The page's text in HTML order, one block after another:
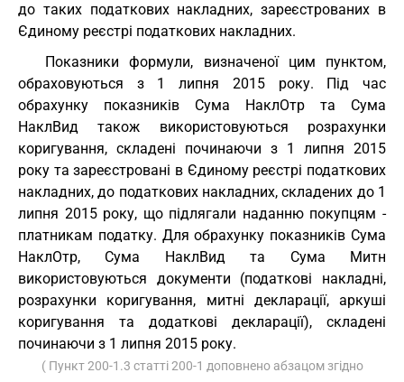
до таких податкових накладних, зареєстрованих в
Єдиному реєстрі податкових накладних.
Показники формули, визначеної цим пунктом,
обраховуються з 1 липня 2015 року. Під час
обрахунку показників Сума НаклОтр та Сума
НаклВид також використовуються розрахунки
коригування, складені починаючи з 1 липня 2015
року та зареєстровані в Єдиному реєстрі податкових
накладних, до податкових накладних, складених до 1
липня 2015 року, що підлягали наданню покупцям -
платникам податку. Для обрахунку показників Сума
НаклОтр, Сума НаклВид та Сума Митн
використовуються документи (податкові накладні,
розрахунки коригування, митні декларації, аркуші
коригування та додаткові декларації), складені
починаючи з 1 липня 2015 року.
( Пункт 200-1.3 статті 200-1 доповнено абзацом згідно